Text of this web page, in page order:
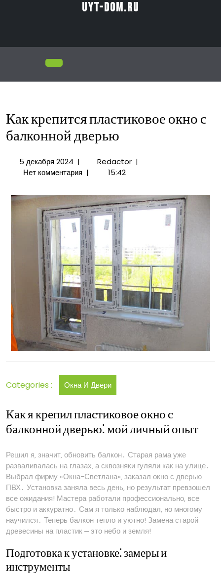
uyt-dom.ru
Как крепится пластиковое окно с
балконной дверью
5 декабря 20245
декабря
| RedactorКак
окно
с
балконной
|
Нет комментария | 15:42
Categories : Окна И Двери
Как я крепил пластиковое окно с
балконной дверью⁚ мой личный опыт
Решил я‚ значит‚ обновить балкон․ Старая рама уже
разваливалась на глазах‚ а сквозняки гуляли как на улице․
Выбрал фирму «Окна-Светлана»‚ заказал окно с дверью
ПВХ․ Установка заняла весь день‚ но результат превзошел
все ожидания! Мастера работали профессионально‚ все
быстро и аккуратно․ Сам я только наблюдал‚ но многому
научился․ Теперь балкон тепло и уютно! Замена старой
древесины на пластик ⎼ это небо и земля!
Подготовка к установке⁚ замеры и
инструменты